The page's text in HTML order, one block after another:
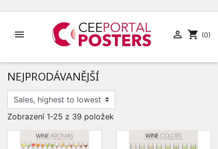
  shopping_cart (0)
NEJPRODÁVANĚJŠÍ
Zobrazení 1-25 z 39 položek